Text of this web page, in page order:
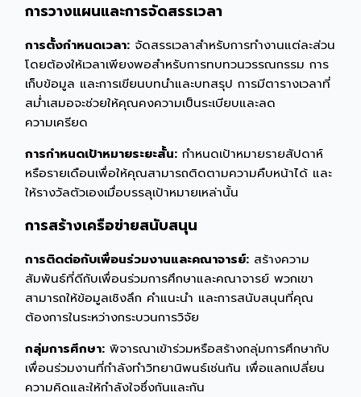
การวางแผนและการจัดสรรเวลา
การตั้งกำหนดเวลา: จัดสรรเวลาสำหรับการทำงานแต่ละส่วน
โดยต้องให้เวลาเพียงพอสำหรับการทบทวนวรรณกรรม การ
เก็บข้อมูล และการเขียนบทนำและบทสรุป การมีตารางเวลาที่
สม่ำเสมอจะช่วยให้คุณคงความเป็นระเบียบและลด
ความเครียด
การกำหนดเป้าหมายระยะสั้น: กำหนดเป้าหมายรายสัปดาห์
หรือรายเดือนเพื่อให้คุณสามารถติดตามความคืบหน้าได้ และ
ให้รางวัลตัวเองเมื่อบรรลุเป้าหมายเหล่านั้น
การสร้างเครือข่ายสนับสนุน
การติดต่อกับเพื่อนร่วมงานและคณาจารย์: สร้างความ
สัมพันธ์ที่ดีกับเพื่อนร่วมการศึกษาและคณาจารย์ พวกเขา
สามารถให้ข้อมูลเชิงลึก คำแนะนำ และการสนับสนุนที่คุณ
ต้องการในระหว่างกระบวนการวิจัย
กลุ่มการศึกษา: พิจารณาเข้าร่วมหรือสร้างกลุ่มการศึกษากับ
เพื่อนร่วมงานที่กำลังทำวิทยานิพนธ์เช่นกัน เพื่อแลกเปลี่ยน
ความคิดและให้กำลังใจซึ่งกันและกัน